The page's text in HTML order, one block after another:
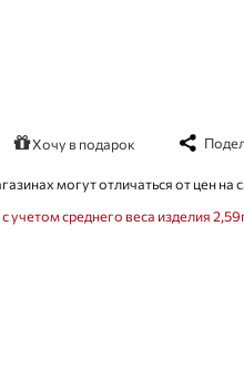
Хочу в подарок
могут отличаться от цен на
учетом среднего веса изделия